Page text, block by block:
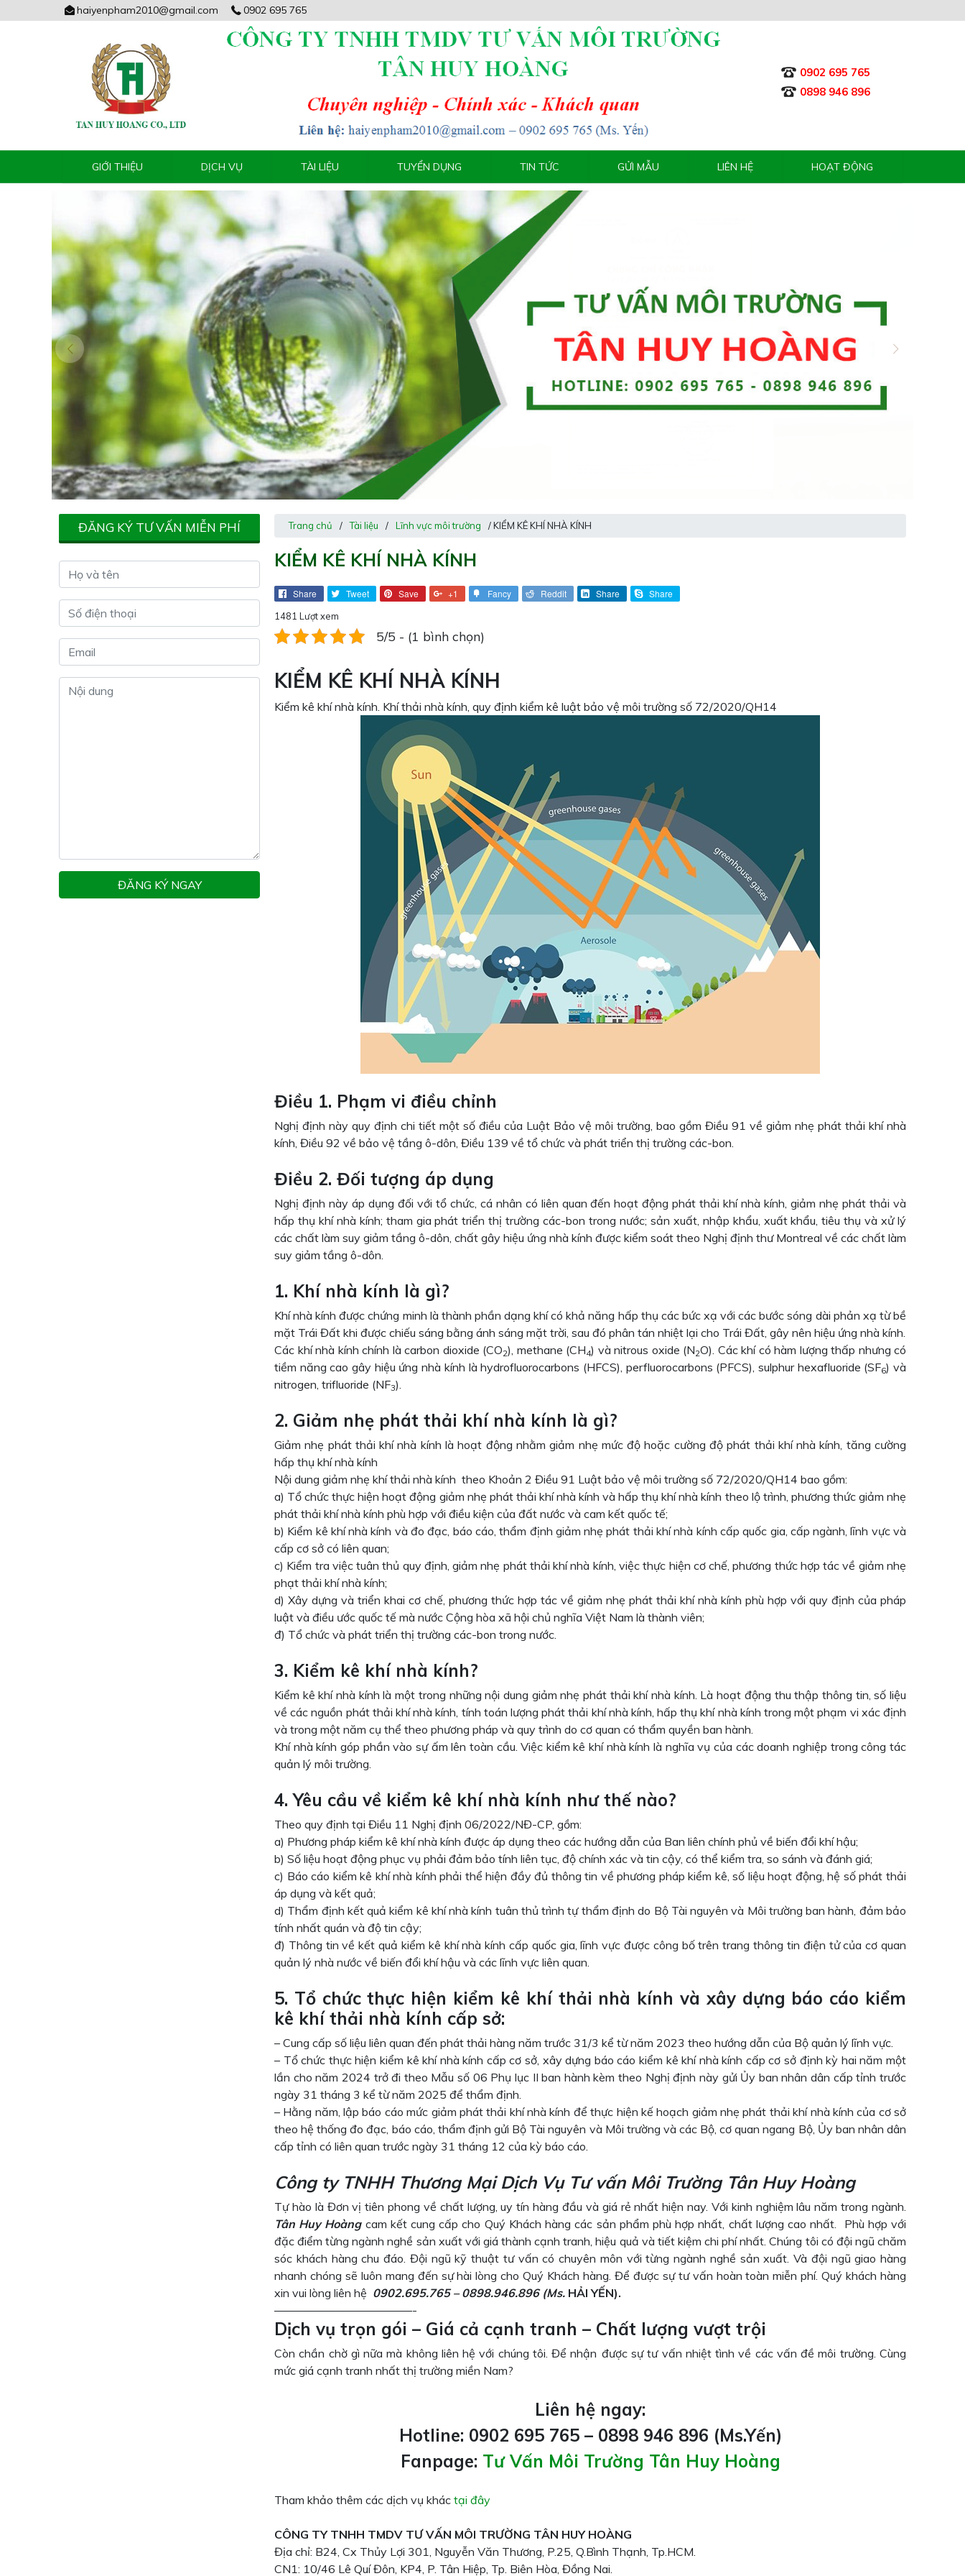
haiyenpham2010@gmail.com 0902 695 765
0902 695 765
0898 946 896
GIỚI THIỆU DỊCH VỤ TÀI LIỆU TUYỂN DỤNG TIN TỨC GỬI MẪU LIÊN HỆ HOẠT ĐỘNG
Trang chủ / Tài liệu / Lĩnh vực môi trường / KIỂM KÊ KHÍ NHÀ KÍNH
KIỂM KÊ KHÍ NHÀ KÍNH
Share Tweet Save +1 Fancy Reddit Share Share
1481 Lượt xem
5/5 - (1 bình chọn)
KIỂM KÊ KHÍ NHÀ KÍNH
Kiểm kê khí nhà kính. Khí thải nhà kính, quy định kiểm kê luật bảo vệ môi trường số 72/2020/QH14
Điều 1. Phạm vi điều chỉnh
Nghị định này quy định chi tiết một số điều của Luật Bảo vệ môi trường, bao gồm Điều 91 về giảm nhẹ phát thải khí nhà
kính, Điều 92 về bảo vệ tầng ô-dôn, Điều 139 về tổ chức và phát triển thị trường các-bon.
Điều 2. Đối tượng áp dụng
Nghị định này áp dụng đối với tổ chức, cá nhân có liên quan đến hoạt động phát thải khí nhà kính, giảm nhẹ phát thải và
hấp thụ khí nhà kính; tham gia phát triển thị trường các-bon trong nước; sản xuất, nhập khẩu, xuất khẩu, tiêu thụ và xử lý
các chất làm suy giảm tầng ô-dôn, chất gây hiệu ứng nhà kính được kiểm soát theo Nghị định thư Montreal về các chất làm
suy giảm tầng ô-dôn.
1. Khí nhà kính là gì?
Khí nhà kính được chứng minh là thành phần dạng khí có khả năng hấp thụ các bức xạ với các bước sóng dài phản xạ từ bề
mặt Trái Đất khi được chiếu sáng bằng ánh sáng mặt trời, sau đó phân tán nhiệt lại cho Trái Đất, gây nên hiệu ứng nhà kính.
Các khí nhà kính chính là carbon dioxide (CO2), methane (CH4) và nitrous oxide (N2O). Các khí có hàm lượng thấp nhưng có
tiềm năng cao gây hiệu ứng nhà kính là hydrofluorocarbons (HFCS), perfluorocarbons (PFCS), sulphur hexafluoride (SF6) và
nitrogen, trifluoride (NF3).
2. Giảm nhẹ phát thải khí nhà kính là gì?
Giảm nhẹ phát thải khí nhà kính là hoạt động nhằm giảm nhẹ mức độ hoặc cường độ phát thải khí nhà kính, tăng cường
hấp thụ khí nhà kính
Nội dung giảm nhẹ khí thải nhà kính theo Khoản 2 Điều 91 Luật bảo vệ môi trường số 72/2020/QH14 bao gồm:
a) Tổ chức thực hiện hoạt động giảm nhẹ phát thải khí nhà kính và hấp thụ khí nhà kính theo lộ trình, phương thức giảm nhẹ
phát thải khí nhà kính phù hợp với điều kiện của đất nước và cam kết quốc tế;
b) Kiểm kê khí nhà kính và đo đạc, báo cáo, thẩm định giảm nhẹ phát thải khí nhà kính cấp quốc gia, cấp ngành, lĩnh vực và
cấp cơ sở có liên quan;
c) Kiểm tra việc tuân thủ quy định, giảm nhẹ phát thải khí nhà kính, việc thực hiện cơ chế, phương thức hợp tác về giảm nhẹ
phạt thải khí nhà kính;
d) Xây dựng và triển khai cơ chế, phương thức hợp tác về giảm nhẹ phát thải khí nhà kính phù hợp với quy định của pháp
luật và điều ước quốc tế mà nước Cộng hòa xã hội chủ nghĩa Việt Nam là thành viên;
đ) Tổ chức và phát triển thị trường các-bon trong nước.
3. Kiểm kê khí nhà kính?
Kiểm kê khí nhà kính là một trong những nội dung giảm nhẹ phát thải khí nhà kính. Là hoạt động thu thập thông tin, số liệu
về các nguồn phát thải khí nhà kính, tính toán lượng phát thải khí nhà kính, hấp thụ khí nhà kính trong một phạm vi xác định
và trong một năm cụ thể theo phương pháp và quy trình do cơ quan có thẩm quyền ban hành.
Khí nhà kính góp phần vào sự ấm lên toàn cầu. Việc kiểm kê khí nhà kính là nghĩa vụ của các doanh nghiệp trong công tác
quản lý môi trường.
4. Yêu cầu về kiểm kê khí nhà kính như thế nào?
Theo quy định tại Điều 11 Nghị định 06/2022/NĐ-CP, gồm:
a) Phương pháp kiểm kê khí nhà kính được áp dụng theo các hướng dẫn của Ban liên chính phủ về biến đổi khí hậu;
b) Số liệu hoạt động phục vụ phải đảm bảo tính liên tục, độ chính xác và tin cậy, có thể kiểm tra, so sánh và đánh giá;
c) Báo cáo kiểm kê khí nhà kính phải thể hiện đầy đủ thông tin về phương pháp kiểm kê, số liệu hoạt động, hệ số phát thải
áp dụng và kết quả;
d) Thẩm định kết quả kiểm kê khí nhà kính tuân thủ trình tự thẩm định do Bộ Tài nguyên và Môi trường ban hành, đảm bảo
tính nhất quán và độ tin cậy;
đ) Thông tin về kết quả kiểm kê khí nhà kính cấp quốc gia, lĩnh vực được công bố trên trang thông tin điện tử của cơ quan
quản lý nhà nước về biến đổi khí hậu và các lĩnh vực liên quan.
5. Tổ chức thực hiện kiểm kê khí thải nhà kính và xây dựng báo cáo kiểm
kê khí thải nhà kính cấp sở:
– Cung cấp số liệu liên quan đến phát thải hàng năm trước 31/3 kể từ năm 2023 theo hướng dẫn của Bộ quản lý lĩnh vực.
– Tổ chức thực hiện kiểm kê khí nhà kính cấp cơ sở, xây dựng báo cáo kiểm kê khí nhà kính cấp cơ sở định kỳ hai năm một
lần cho năm 2024 trở đi theo Mẫu số 06 Phụ lục II ban hành kèm theo Nghị định này gửi Ủy ban nhân dân cấp tỉnh trước
ngày 31 tháng 3 kể từ năm 2025 để thẩm định.
– Hằng năm, lập báo cáo mức giảm phát thải khí nhà kính để thực hiện kế hoạch giảm nhẹ phát thải khí nhà kính của cơ sở
theo hệ thống đo đạc, báo cáo, thẩm định gửi Bộ Tài nguyên và Môi trường và các Bộ, cơ quan ngang Bộ, Ủy ban nhân dân
cấp tỉnh có liên quan trước ngày 31 tháng 12 của kỳ báo cáo.
Công ty TNHH Thương Mại Dịch Vụ Tư vấn Môi Trường Tân Huy Hoàng
Tự hào là Đơn vị tiên phong về chất lượng, uy tín hàng đầu và giá rẻ nhất hiện nay. Với kinh nghiệm lâu năm trong ngành.
Tân Huy Hoàngcam kết cung cấp cho Quý Khách hàng các sản phẩm phù hợp nhất, chất lượng cao nhất. Phù hợp với
đặc điểm từng ngành nghề sản xuất với giá thành cạnh tranh, hiệu quả và tiết kiệm chi phí nhất. Chúng tôi có đội ngũ chăm
sóc khách hàng chu đáo. Đội ngũ kỹ thuật tư vấn có chuyên môn với từng ngành nghề sản xuất. Và đội ngũ giao hàng
nhanh chóng sẽ luôn mang đến sự hài lòng cho Quý Khách hàng. Để được sự tư vấn hoàn toàn miễn phí. Quý khách hàng
xin vui lòng liên hệ 0902.695.765 – 0898.946.896 (Ms. HẢI YẾN).
————————————-
Dịch vụ trọn gói – Giá cả cạnh tranh – Chất lượng vượt trội
Còn chần chờ gì nữa mà không liên hệ với chúng tôi. Để nhận được sự tư vấn nhiệt tình về các vấn đề môi trường. Cùng
mức giá cạnh tranh nhất thị trường miền Nam?
Liên hệ ngay:
Hotline: 0902 695 765 – 0898 946 896 (Ms.Yến)
Fanpage: Tư Vấn Môi Trường Tân Huy Hoàng
Tham khảo thêm các dịch vụ khác tại đây
CÔNG TY TNHH TMDV TƯ VẤN MÔI TRƯỜNG TÂN HUY HOÀNG
Địa chỉ: B24, Cx Thủy Lợi 301, Nguyễn Văn Thương, P.25, Q.Bình Thạnh, Tp.HCM.
CN1: 10/46 Lê Quí Đôn, KP4, P. Tân Hiệp, Tp. Biên Hòa, Đồng Nai.
ĐĂNG KÝ TƯ VẤN MIỄN PHÍ
ĐĂNG KÝ NGAY